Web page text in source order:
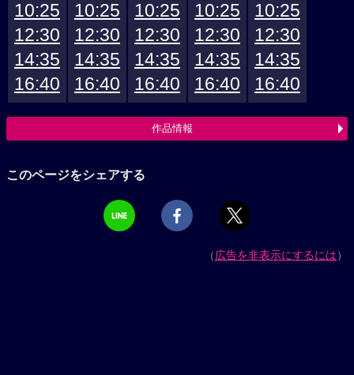
10:25
12:30
14:35
16:40
10:25
12:30
14:35
16:40
10:25
12:30
14:35
16:40
10:25
12:30
14:35
16:40
10:25
12:30
14:35
16:40
作品情報
このページをシェアする
（広告を非表示にするには）